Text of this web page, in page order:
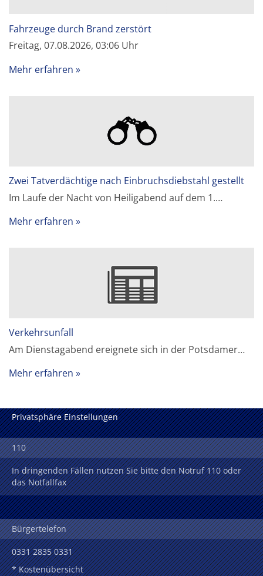
Fahrzeuge durch Brand zerstört
Freitag, 07.08.2026, 03:06 Uhr
Mehr erfahren
Zwei Tatverdächtige nach Einbruchsdiebstahl gestellt
Im Laufe der Nacht von Heiligabend auf dem 1.…
Mehr erfahren
Verkehrsunfall
Am Dienstagabend ereignete sich in der Potsdamer…
Mehr erfahren
Privatsphäre Einstellungen
110
In dringenden Fällen nutzen Sie bitte den Notruf 110 oder
das Notfallfax
Bürgertelefon
0331 2835 0331
* Kostenübersicht